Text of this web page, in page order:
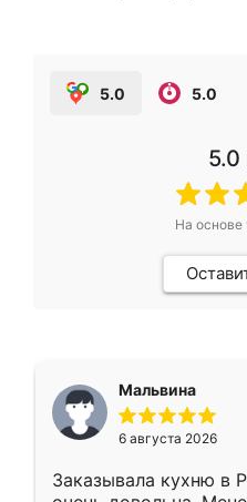
5.0 5.0
5.0
На основе
Мальвина
6 августа 2026
Заказывала кухню в